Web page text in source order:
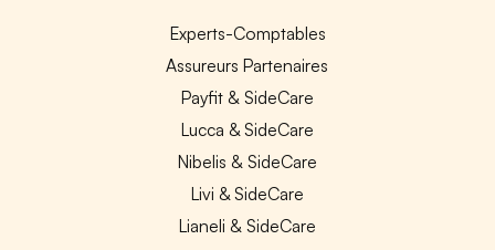
Experts-Comptables
Assureurs Partenaires
Payfit & SideCare
Lucca & SideCare
Nibelis & SideCare
Livi & SideCare
Lianeli & SideCare